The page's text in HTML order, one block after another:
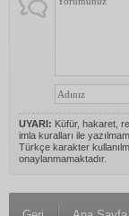
UYARI: Küfür, hakaret,
imla kuralları ile
Türkçe karakter
onaylanmamaktadır.